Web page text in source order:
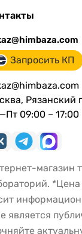
Запросить КП
Рязанский
09:00 – 17:00
магазин
*Цена
является